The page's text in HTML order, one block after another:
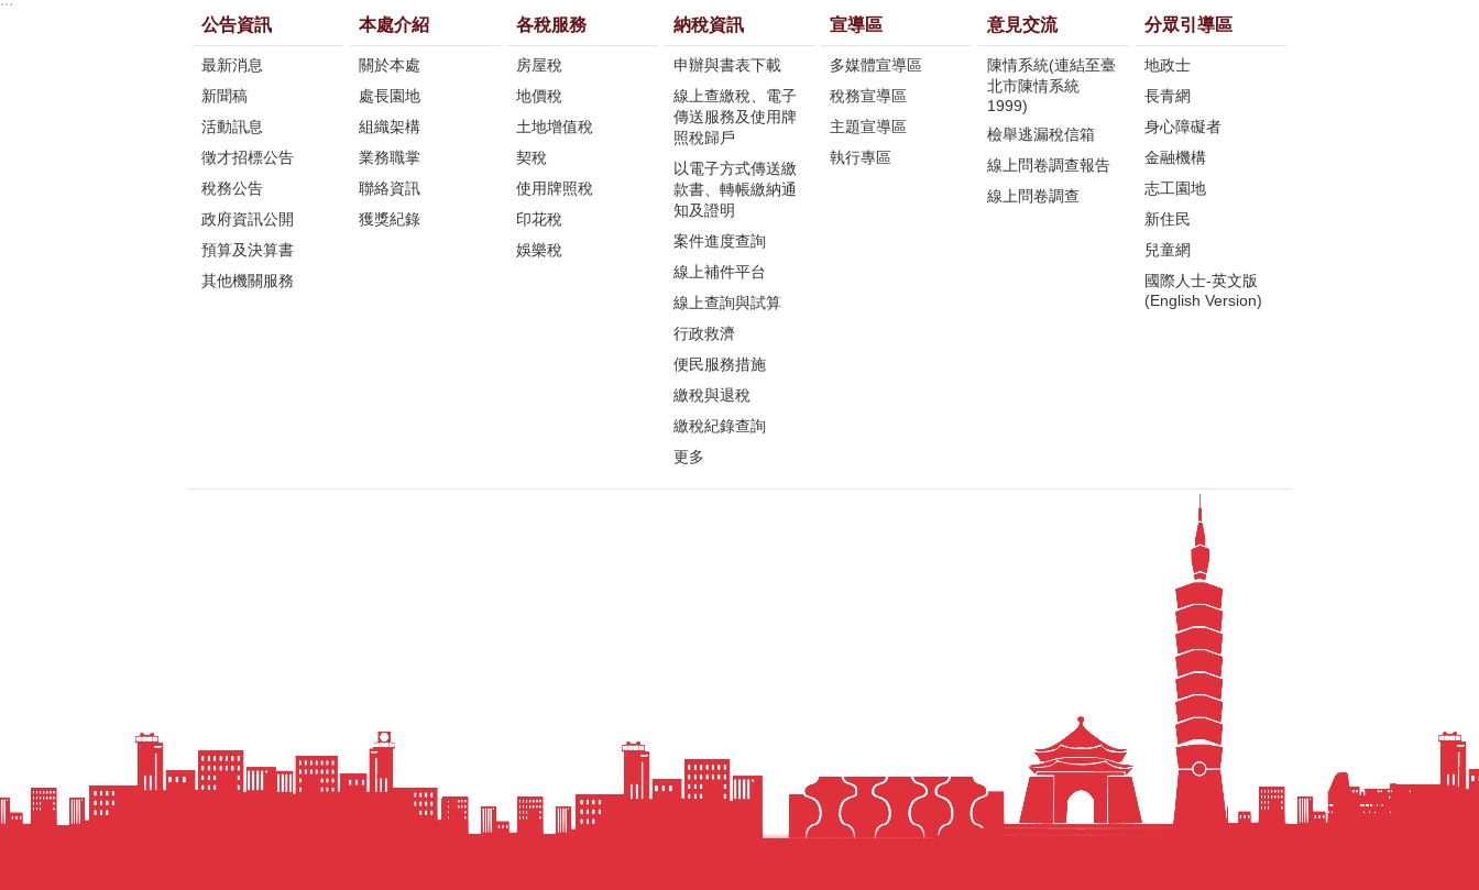
公告資訊
最新消息
新聞稿
活動訊息
徵才招標公告
稅務公告
政府資訊公開
預算及決算書
其他機關服務
本處介紹
關於本處
處長園地
組織架構
業務職掌
聯絡資訊
獲獎紀錄
各稅服務
房屋稅
地價稅
土地增值稅
契稅
使用牌照稅
印花稅
娛樂稅
納稅資訊
申辦與書表下載
線上查繳稅、電子
傳送服務及使用牌
照稅歸戶
以電子方式傳送繳
款書、轉帳繳納通
知及證明
案件進度查詢
線上補件平台
線上查詢與試算
行政救濟
便民服務措施
繳稅與退稅
繳稅紀錄查詢
更多
宣導區
多媒體宣導區
稅務宣導區
主題宣導區
執行專區
意見交流
陳情系統(連結至臺
北市陳情系統
1999)
檢舉逃漏稅信箱
線上問卷調查報告
線上問卷調查
分眾引導區
地政士
長青網
身心障礙者
金融機構
志工園地
新住民
兒童網
國際人士-英文版
(English Version)